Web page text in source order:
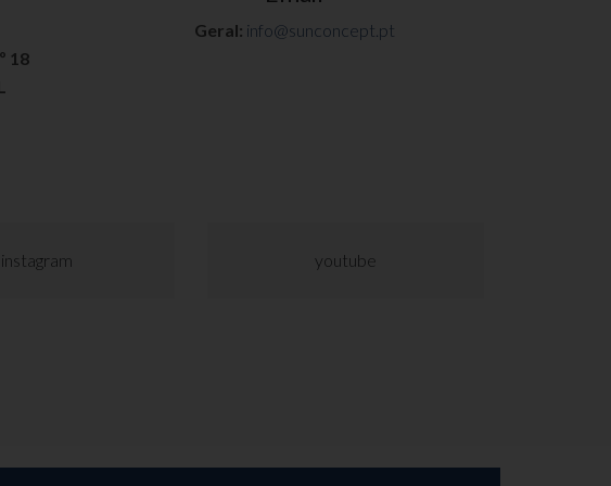
18
Geral: info@sunconcept.pt
instagram youtube